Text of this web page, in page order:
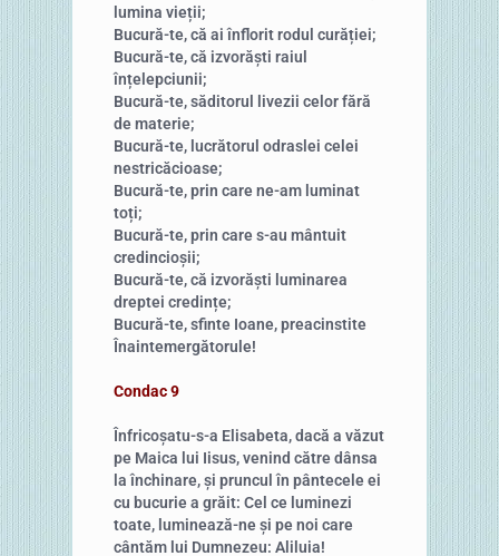
lumina vieții;
Bucură-te, că ai înflorit rodul curăției;
Bucură-te, că izvorăști raiul
înțelepciunii;
Bucură-te, săditorul livezii celor fără
de materie;
Bucură-te, lucrătorul odraslei celei
nestricăcioase;
Bucură-te, prin care ne-am luminat
toți;
Bucură-te, prin care s-au mântuit
credincioșii;
Bucură-te, că izvorăști luminarea
dreptei credințe;
Bucură-te, sfinte Ioane, preacinstite
Înaintemergătorule!
Condac 9
Înfricoșatu-s-a Elisabeta, dacă a văzut
pe Maica lui Iisus, venind către dânsa
la închinare, și pruncul în pântecele ei
cu bucurie a grăit: Cel ce luminezi
toate, luminează-ne și pe noi care
cântăm lui Dumnezeu: Aliluia!